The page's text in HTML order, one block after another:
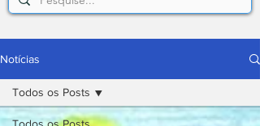
Notícias
Todos os Posts